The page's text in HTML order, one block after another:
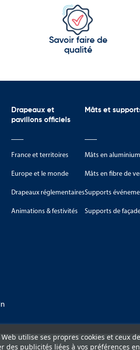
Savoir faire de
qualité
Drapeaux et
pavillons officiels
France et territoires
Europe et le monde
Drapeaux réglementaires
Animations & festivités
Mâts et
Mâts en aluminium
Mâts en fibre de
Supports
Supports de
Web utilise ses propres cookies et ceux
des publicités liées à vos préférences